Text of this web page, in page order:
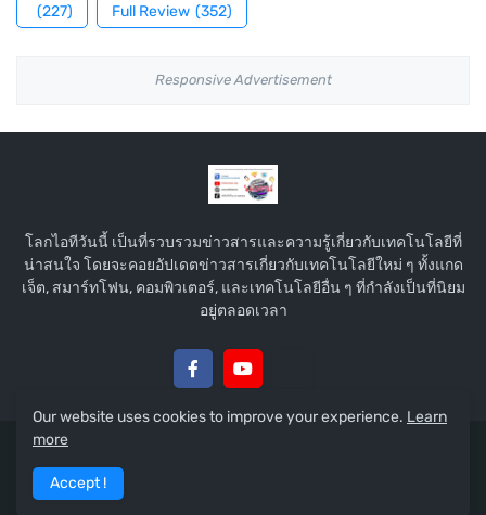
(227) Full Review (352)
Responsive Advertisement
โลกไอทีวันนี้ เป็นที่รวบรวมข่าวสารและความรู้เกี่ยวกับเทคโนโลยีที่
น่าสนใจ โดยจะคอยอัปเดตข่าวสารเกี่ยวกับเทคโนโลยีใหม่ ๆ ทั้งแกด
เจ็ต, สมาร์ทโฟน, คอมพิวเตอร์, และเทคโนโลยีอื่น ๆ ที่กำลังเป็นที่นิยม
อยู่ตลอดเวลา
Our website uses cookies to improve your experience. Learn
more
Accept !